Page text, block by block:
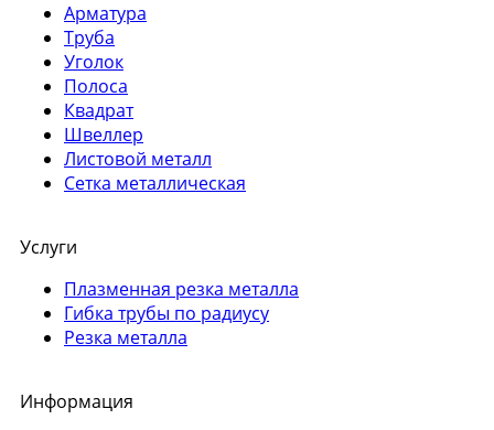
Арматура
Труба
Уголок
Полоса
Квадрат
Швеллер
Листовой металл
Сетка металлическая
Услуги
Плазменная резка металла
Гибка трубы по радиусу
Резка металла
Информация